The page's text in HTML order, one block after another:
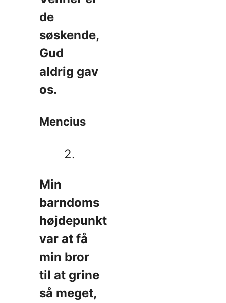
de
søskende,
Gud
aldrig gav
os.
Mencius
2.
Min
barndoms
højdepunkt
var at få
min bror
til at grine
så meget,